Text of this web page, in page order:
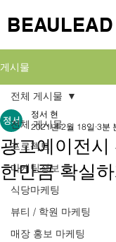
BEAULEAD
게시물
전체 게시물
프로젝트
마케팅정보
식당마케팅
뷰티 / 학원 마케팅
매장 홍보 마케팅
전체 게시물
광고에이전시
한만큼 확실
정서 현
2021년 2월 18일 3분